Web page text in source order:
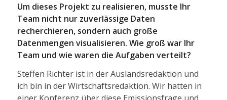
Um dieses Projekt zu realisieren, musste Ihr
Team nicht nur zuverlässige Daten
recherchieren, sondern auch große
Datenmengen visualisieren. Wie groß war Ihr
Team und wie waren die Aufgaben verteilt?
Steffen Richter ist in der Auslandsredaktion und
ich bin in der Wirtschaftsredaktion. Wir hatten in